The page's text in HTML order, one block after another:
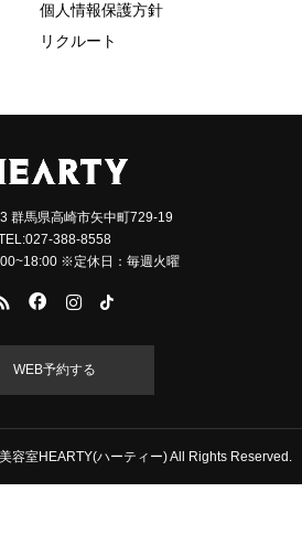
個人情報保護方針
リクルート
群馬県高崎市矢中町729-19
388-8558
※定休日：毎週火曜
WEB予約する
容室HEARTY(ハーティー) All Rights Reserved.